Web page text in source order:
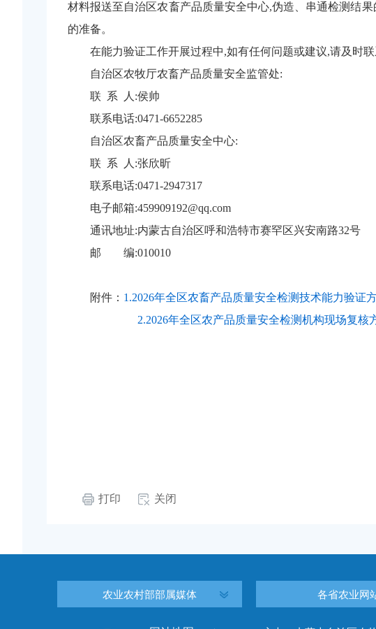
材料报送至自治区农畜产品质量安全中心,伪造 串通检测结果
的准备。
在能力验证工作开展过程中,如有任何问题或建议,请及时联
自治区农牧厅农畜产品质量安全监管处:
联 系
人:侯帅
联系电话:0471-6652285
自治区农畜产品质量安全中心:
联 系
人:张欣昕
联系电话:0471-2947317
电子邮箱:459909192@qq.com
通讯地址:内蒙古自治区呼和浩特市赛罕区兴安南路32号
邮
编:010010
附件： 1.2026年全区农畜产品质量安全检测技术能力验证
2.2026年全区农产品质量安全检测机构现场复核
打印 关闭
农业农村部部属媒体 各省农业网